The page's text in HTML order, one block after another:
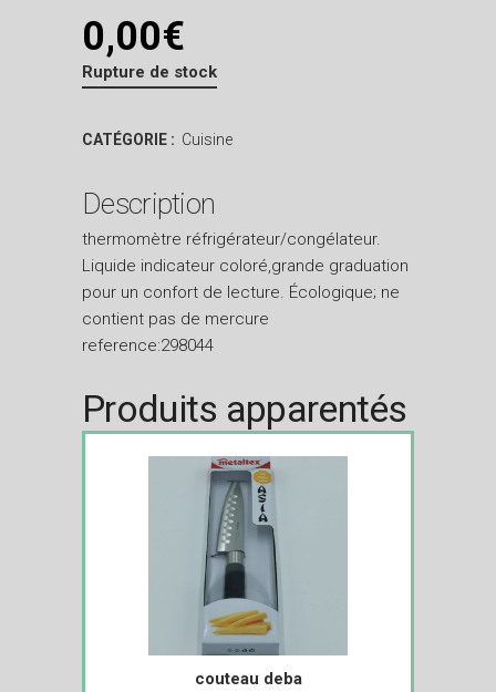
0,00€
Rupture de stock
CATÉGORIE : Cuisine
Description
thermomètre réfrigérateur/congélateur.
Liquide indicateur coloré,grande graduation
pour un confort de lecture. Écologique; ne
contient pas de mercure
reference:298044
Produits apparentés
couteau deba